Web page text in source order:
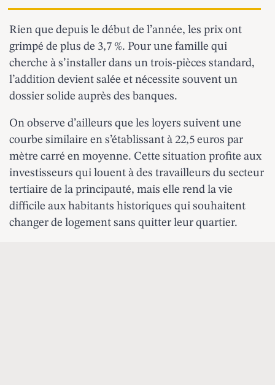
Rien que depuis le début de l’année, les prix ont
grimpé de plus de 3,7 %. Pour une famille qui
cherche à s’installer dans un trois-pièces standard,
l’addition devient salée et nécessite souvent un
dossier solide auprès des banques.
On observe d’ailleurs que les loyers suivent une
courbe similaire en s’établissant à 22,5 euros par
mètre carré en moyenne. Cette situation profite aux
investisseurs qui louent à des travailleurs du secteur
tertiaire de la principauté, mais elle rend la vie
difficile aux habitants historiques qui souhaitent
changer de logement sans quitter leur quartier.